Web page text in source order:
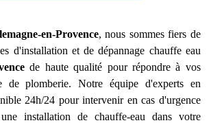
en-Provence, nous sommes fiers de
d'installation et de dépannage chauffe eau
de haute qualité pour répondre à vos
de plomberie. Notre équipe d'experts en
24h/24 pour intervenir en cas d'urgence
installation de chauffe-eau dans votre